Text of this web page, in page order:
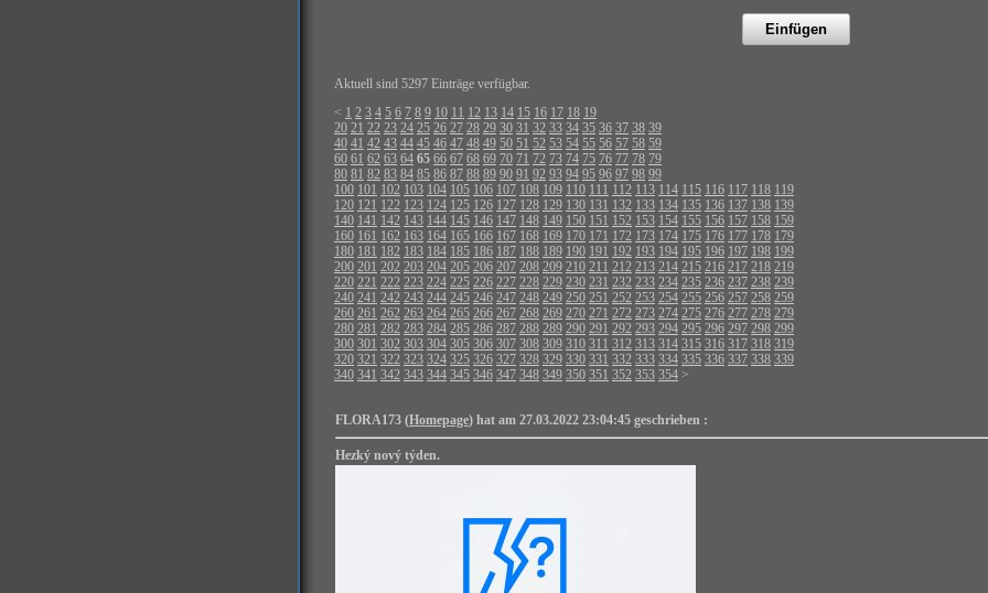
Aktuell sind 5297 Einträge verfügbar.
< 1 2 3 4 5 6 7 8 9 10 11 12 13 14 15 16 17 18 19
20 21 22 23 24 25 26 27 28 29 30 31 32 33 34 35 36 37 38 39
40 41 42 43 44 45 46 47 48 49 50 51 52 53 54 55 56 57 58 59
60 61 62 63 64 65 66 67 68 69 70 71 72 73 74 75 76 77 78 79
80 81 82 83 84 85 86 87 88 89 90 91 92 93 94 95 96 97 98 99
100 101 102 103 104 105 106 107 108 109 110 111 112 113 114 115 116 117 118 119
120 121 122 123 124 125 126 127 128 129 130 131 132 133 134 135 136 137 138 139
140 141 142 143 144 145 146 147 148 149 150 151 152 153 154 155 156 157 158 159
160 161 162 163 164 165 166 167 168 169 170 171 172 173 174 175 176 177 178 179
180 181 182 183 184 185 186 187 188 189 190 191 192 193 194 195 196 197 198 199
200 201 202 203 204 205 206 207 208 209 210 211 212 213 214 215 216 217 218 219
220 221 222 223 224 225 226 227 228 229 230 231 232 233 234 235 236 237 238 239
240 241 242 243 244 245 246 247 248 249 250 251 252 253 254 255 256 257 258 259
260 261 262 263 264 265 266 267 268 269 270 271 272 273 274 275 276 277 278 279
280 281 282 283 284 285 286 287 288 289 290 291 292 293 294 295 296 297 298 299
300 301 302 303 304 305 306 307 308 309 310 311 312 313 314 315 316 317 318 319
320 321 322 323 324 325 326 327 328 329 330 331 332 333 334 335 336 337 338 339
340 341 342 343 344 345 346 347 348 349 350 351 352 353 354 >
FLORA173 (Homepage) hat am 27.03.2022 23:04:45 geschrieben :
Hezký nový týden.